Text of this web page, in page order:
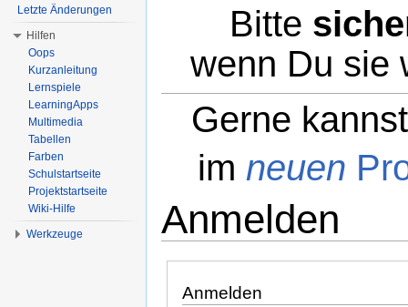
Bitte
wenn Du sie
Gerne
im neuen
Anmelden
Anmelden
Letzte Änderungen
Hilfen
Oops
Kurzanleitung
Lernspiele
LearningApps
Multimedia
Tabellen
Farben
Schulstartseite
Projektstartseite
Wiki-Hilfe
Werkzeuge